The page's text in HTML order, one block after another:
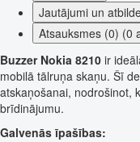
Jautājumi un
Atsauksmes (0) (0
Buzzer Nokia 8210 ir
mobilā tālruņa skaņu. Šī
atskaņošanai, nodrošinot,
brīdinājumu.
Galvenās īpašības: